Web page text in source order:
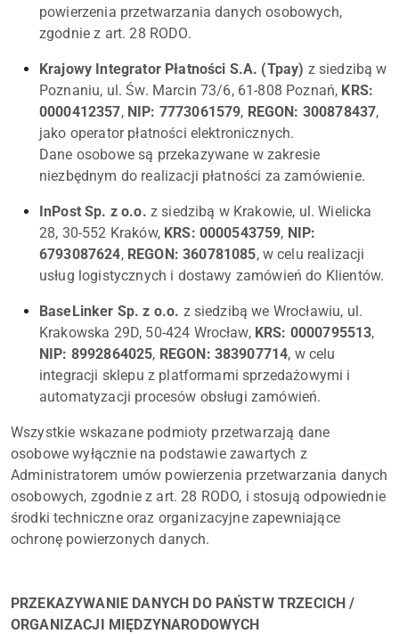
powierzenia przetwarzania danych osobowych,
zgodnie z art. 28 RODO.
Krajowy Integrator Płatności S.A. (Tpay) z siedzibą w
Poznaniu, ul. Św. Marcin 73/6, 61-808 Poznań, KRS:
0000412357, NIP: 7773061579, REGON: 300878437,
jako operator płatności elektronicznych.
Dane osobowe są przekazywane w zakresie
niezbędnym do realizacji płatności za zamówienie.
InPost Sp. z o.o. z siedzibą w Krakowie, ul. Wielicka
28, 30-552 Kraków, KRS: 0000543759, NIP:
6793087624, REGON: 360781085, w celu realizacji
usług logistycznych i dostawy zamówień do Klientów.
BaseLinker Sp. z o.o. z siedzibą we Wrocławiu, ul.
Krakowska 29D, 50-424 Wrocław, KRS: 0000795513,
NIP: 8992864025, REGON: 383907714, w celu
integracji sklepu z platformami sprzedażowymi i
automatyzacji procesów obsługi zamówień.
Wszystkie wskazane podmioty przetwarzają dane
osobowe wyłącznie na podstawie zawartych z
Administratorem umów powierzenia przetwarzania danych
osobowych, zgodnie z art. 28 RODO, i stosują odpowiednie
środki techniczne oraz organizacyjne zapewniające
ochronę powierzonych danych.
PRZEKAZYWANIE DANYCH DO PAŃSTW TRZECICH /
ORGANIZACJI MIĘDZYNARODOWYCH